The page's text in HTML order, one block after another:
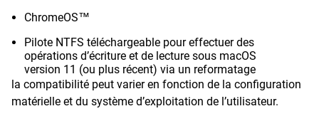
ChromeOS™
Pilote NTFS téléchargeable pour effectuer des
opérations d’écriture et de lecture sous macOS
version 11 (ou plus récent) via un reformatage
la compatibilité peut varier en fonction de la configuration
matérielle et du système d’exploitation de l’utilisateur.